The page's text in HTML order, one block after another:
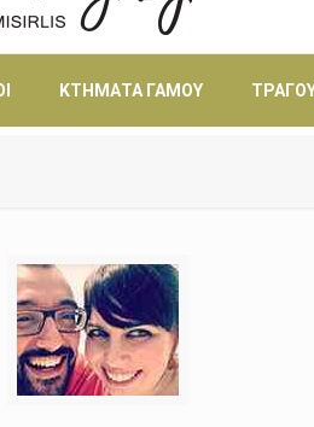
ΚΤΉΜΑΤΑ ΓΆΜΟΥ